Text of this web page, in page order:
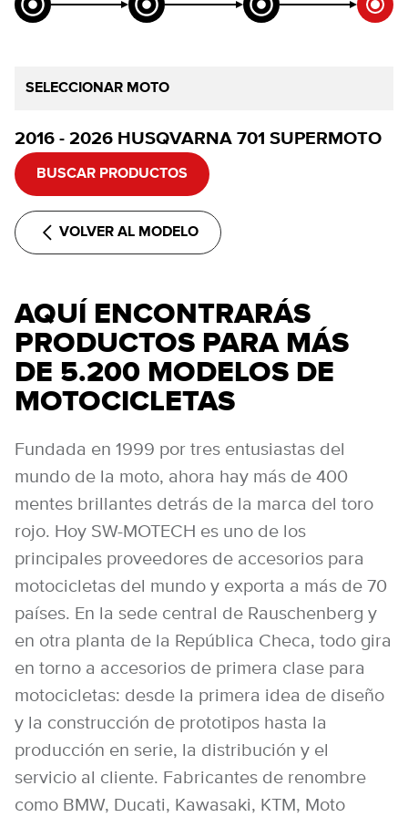
SELECCIONAR MOTO
2016 - 2026 HUSQVARNA 701 SUPERMOTO
BUSCAR PRODUCTOS
VOLVER AL MODELO
AQUÍ ENCONTRARÁS
PRODUCTOS PARA MÁS
DE 5.200 MODELOS DE
MOTOCICLETAS
Fundada en 1999 por tres entusiastas del
mundo de la moto, ahora hay más de 400
mentes brillantes detrás de la marca del toro
rojo. Hoy SW-MOTECH es uno de los
principales proveedores de accesorios para
motocicletas del mundo y exporta a más de 70
países. En la sede central de Rauschenberg y
en otra planta de la República Checa, todo gira
en torno a accesorios de primera clase para
motocicletas: desde la primera idea de diseño
y la construcción de prototipos hasta la
producción en serie, la distribución y el
servicio al cliente. Fabricantes de renombre
como BMW, Ducati, Kawasaki, KTM, Moto